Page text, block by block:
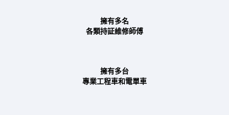
擁有多名
各類持証維修師傅
擁有多台
專業工程車和電單車